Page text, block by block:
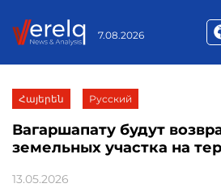
7.08.2026
Հայերեն Русский
Вагаршапату будут
земельных участка на
13.05.2026